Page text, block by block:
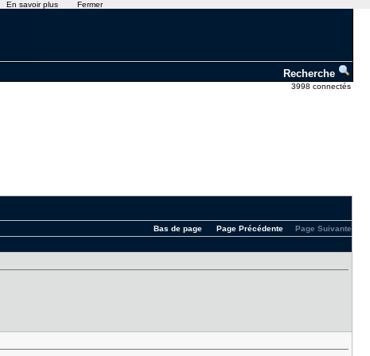
Recherche
3998 connectés
Page Suivante
Page Précédente
Bas de page
En savoir plus Fermer